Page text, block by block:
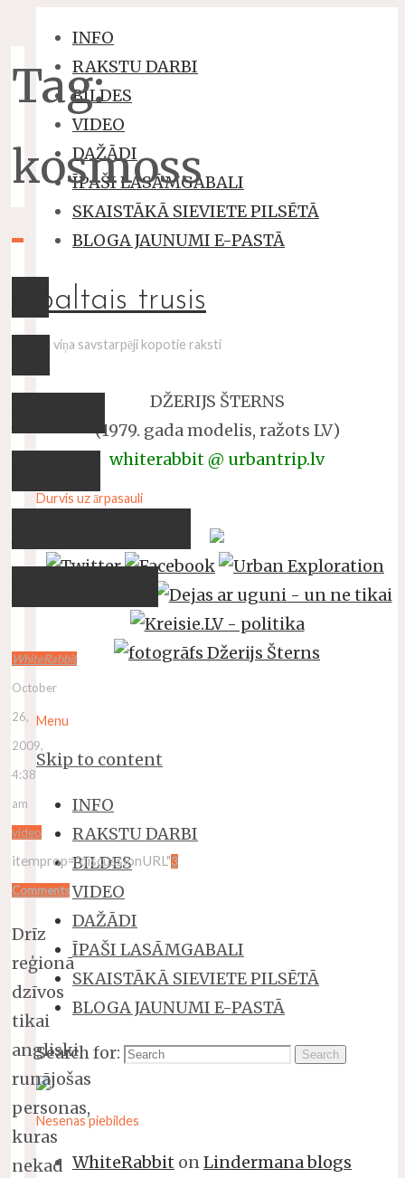
INFO
RAKSTU DARBI
BILDES
VIDEO
DAŽĀDI
ĪPAŠI LASĀMGABALI
SKAISTĀKĀ SIEVIETE PILSĒTĀ
BLOGA JAUNUMI E-PASTĀ
baltais trusis
un viņa savstarpēji kopotie raksti
DŽERIJS ŠTERNS
(1979. gada modelis, ražots LV)
whiterabbit @ urbantrip.lv
Durvis uz ārpasauli
Menu
Skip to content
INFO
RAKSTU DARBI
BILDES
VIDEO
DAŽĀDI
ĪPAŠI LASĀMGABALI
SKAISTĀKĀ SIEVIETE PILSĒTĀ
BLOGA JAUNUMI E-PASTĀ
Search for: Search
Nesenas piebildes
WhiteRabbit onLindermana blogs
Tag:
kosmoss
WhiteRabbit
October
26,
2009,
4:38
am
video
itemprop="discussionURL"3
Comments
Drīz
reģionā
dzīvos
tikai
angliski
runājošas
personas,
kuras
nekad